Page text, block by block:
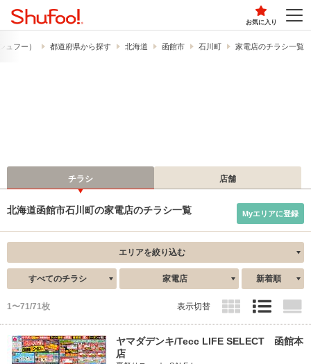
お気に入り
ュフー） 都道府県から探す 北海道 函館市 石川町 家電店のチラシ一覧
チラシ 店舗
北海道函館市石川町の家電店のチラシ一覧 Myエリアに登録
エリアを絞り込む
すべてのチラシ 家電店 新着順
1〜71/71枚 表示切替
ヤマダデンキ/Tecc LIFE SELECT 函館本
店